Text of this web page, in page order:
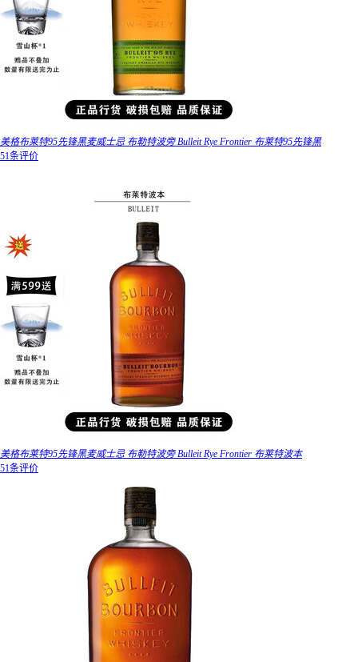
美格布莱特95先锋黑麦威士忌 布勒特波旁 Bulleit Rye Frontier 布莱特95先锋黑
51条评价
美格布莱特95先锋黑麦威士忌 布勒特波旁 Bulleit Rye Frontier 布莱特波本
51条评价